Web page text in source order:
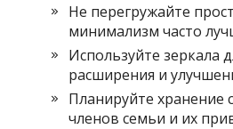
Не перегружайте
минимализм часто
Используйте зеркала
расширения и
Планируйте хранение
членов семьи и их